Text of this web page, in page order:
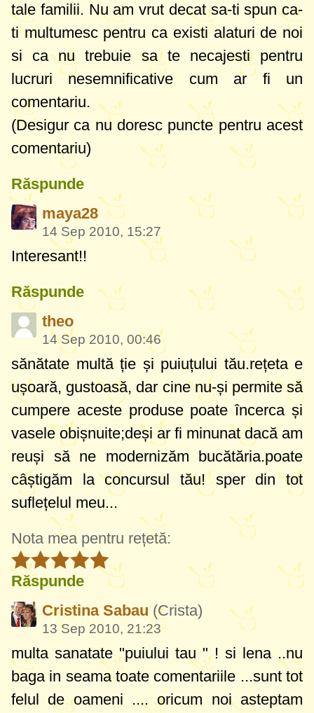
tale familii. Nu am vrut decat sa-ti spun ca-
ti multumesc pentru ca existi alaturi de noi
si ca nu trebuie sa te necajesti pentru
lucruri nesemnificative cum ar fi un
comentariu.
(Desigur ca nu doresc puncte pentru acest
comentariu)
Răspunde
maya28
14 Sep 2010, 15:27
Interesant!!
Răspunde
theo
14 Sep 2010, 00:46
sănătate multă ție și puiuțului tău.rețeta e
ușoară, gustoasă, dar cine nu-și permite să
cumpere aceste produse poate încerca și
vasele obișnuite;deși ar fi minunat dacă am
reuși să ne modernizăm bucătăria.poate
câștigăm la concursul tău! sper din tot
suflețelul meu...
Nota mea pentru rețetă:
Răspunde
Cristina Sabau (Crista)
13 Sep 2010, 21:23
multa sanatate "puiului tau " ! si lena ..nu
baga in seama toate comentariile ...sunt tot
felul de oameni .... oricum noi asteptam